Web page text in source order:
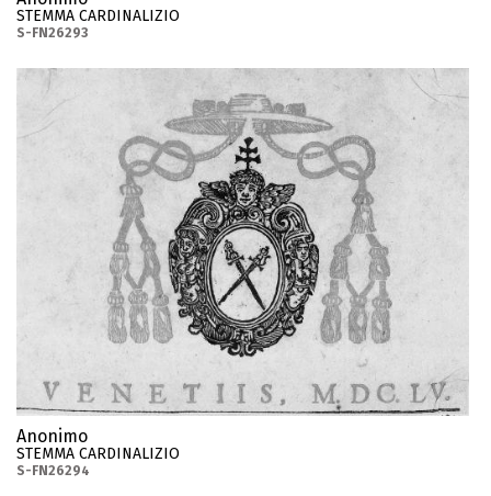
STEMMA CARDINALIZIO
S-FN26293
Anonimo
STEMMA CARDINALIZIO
S-FN26294